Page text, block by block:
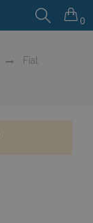
0
Fiat